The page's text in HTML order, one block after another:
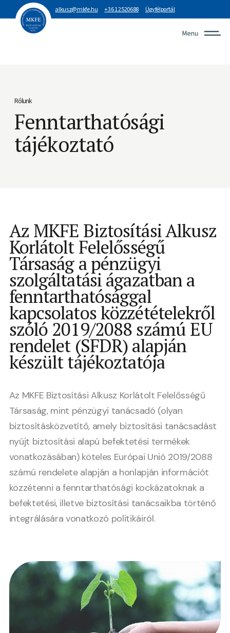
alkusz@mkfe.hu +36 1 2520688 Ügyfélportál
Rólunk
Fenntarthatósági
tájékoztató
Az MKFE Biztosítási Alkusz
Korlátolt Felelősségű
Társaság a pénzügyi
szolgáltatási ágazatban a
fenntarthatósággal
kapcsolatos közzétételekről
szóló 2019/2088 számú EU
rendelet (SFDR) alapján
készült tájékoztatója
Az MKFE Biztosítási Alkusz Korlátolt Felelősségű
Társaság, mint pénzügyi tanácsadó (olyan
biztosításközvetítő, amely biztosítási tanácsadást
nyújt biztosítási alapú befektetési termékek
vonatkozásában) köteles Európai Unió 2019/2088
számú rendelete alapján a honlapján információt
közzétenni a fenntarthatósági kockázatoknak a
befektetési, illetve biztosítási tanácsaikba történő
integrálására vonatkozó politikáiról.